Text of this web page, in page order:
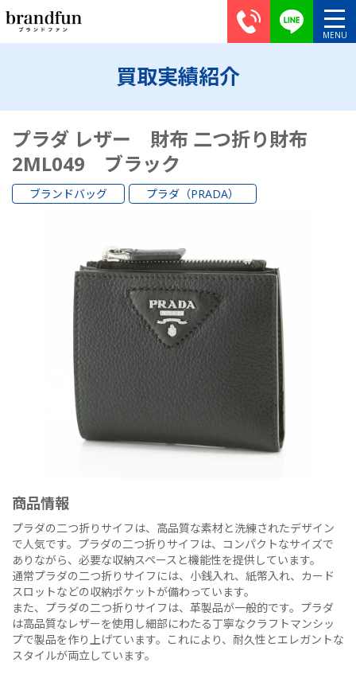
買取実績紹介
プラダ レザー 財布 二つ折り財布
2ML049 ブラック
ブランドバッグ プラダ（PRADA）
商品情報
プラダの二つ折りサイフは、高品質な素材と洗練されたデザイン
で人気です。プラダの二つ折りサイフは、コンパクトなサイズで
ありながら、必要な収納スペースと機能性を提供しています。
通常プラダの二つ折りサイフには、小銭入れ、紙幣入れ、カード
スロットなどの収納ポケットが備わっています。
また、プラダの二つ折りサイフは、革製品が一般的です。プラダ
は高品質なレザーを使用し細部にわたる丁寧なクラフトマンシッ
プで製品を作り上げています。これにより、耐久性とエレガントな
スタイルが両立しています。